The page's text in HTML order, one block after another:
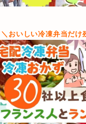
＼おいしい冷凍弁当だけ